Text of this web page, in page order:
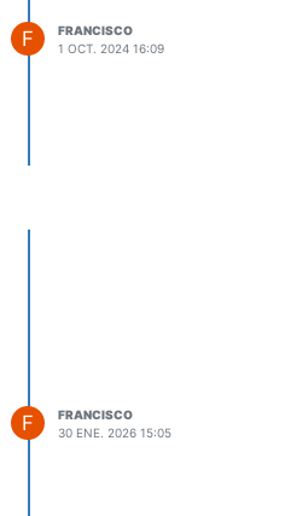
F
FRANCISCO
1 OCT. 2024 16:09
F
FRANCISCO
30 ENE. 2026 15:05